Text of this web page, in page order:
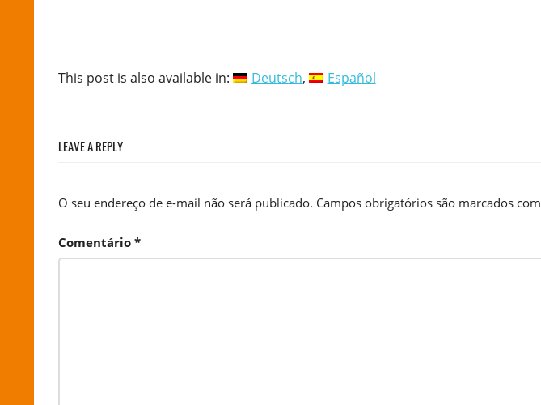
This post is also available in: Deutsch Español
LEAVE A REPLY
O seu endereço de e-mail não será publicado. Campos obrigatórios são marcados com
Comentário *